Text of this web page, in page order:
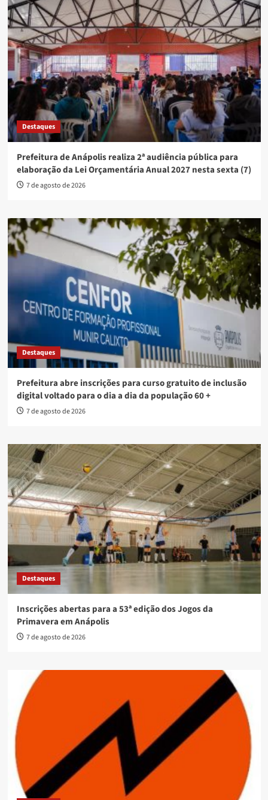
Destaques
Prefeitura de Anápolis realiza 2ª audiência pública para
elaboração da Lei Orçamentária Anual 2027 nesta sexta (7)
7 de agosto de 2026
Destaques
Prefeitura abre inscrições para curso gratuito de inclusão
digital voltado para o dia a dia da população 60 +
7 de agosto de 2026
Destaques
Inscrições abertas para a 53ª edição dos Jogos da
Primavera em Anápolis
7 de agosto de 2026